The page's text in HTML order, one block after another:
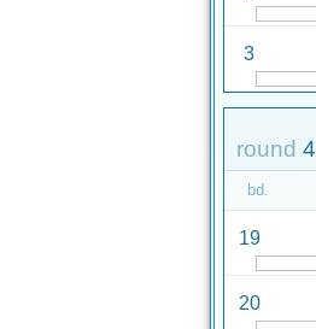
3
round 4
bd.
19
20